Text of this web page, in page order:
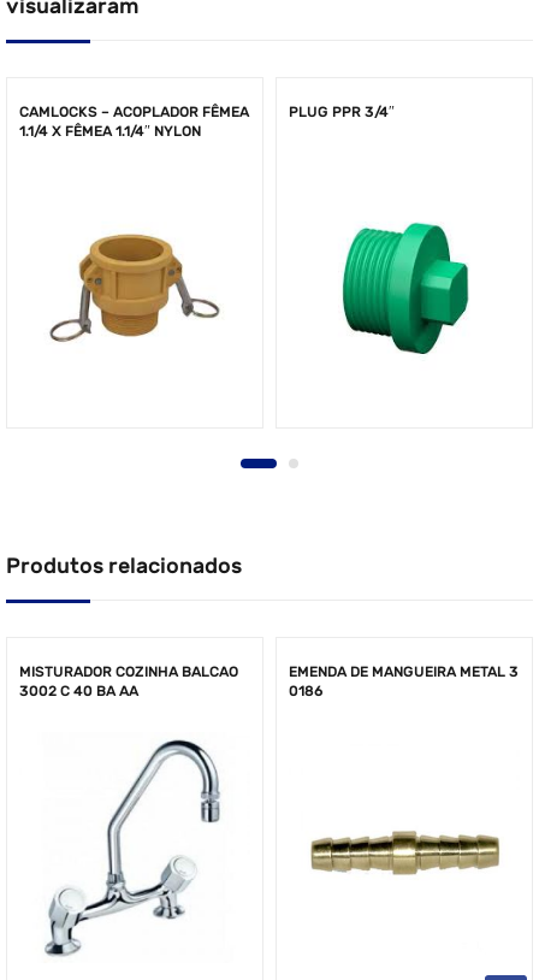
visualizaram
CAMLOCKS – ACOPLADOR FÊMEA
1.1/4 X FÊMEA 1.1/4″ NYLON
PLUG PPR 3/4″
Produtos relacionados
MISTURADOR COZINHA BALCAO
3002 C 40 BA AA
EMENDA DE MANGUEIRA METAL 3
0186